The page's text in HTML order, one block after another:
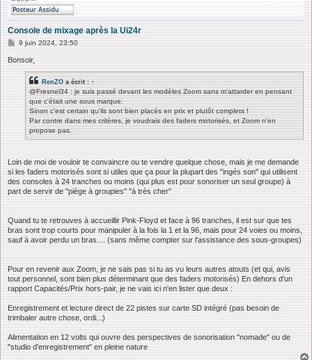
Console de mixage après la Ui24r
M
s
9 juin 2024, 23:50
Bonsoir,
RenZO a écrit : ↑
@Fresnel34 : je suis passé devant les modèles Zoom sans m'attarder en pensant
que c'était une sous marque.
Sinon c'est certain qu'ils sont bien placés en prix et plutôt complets !
Par contre dans mes critères, je voudrais des faders motorisés, et Zoom n'en
propose pas.
Loin de moi de vouloir te convaincre ou te vendre quelque chose, mais je me demande
si les faders motorisés sont si utiles que ça pour la plupart des "ingés son" qui utilisent
des consoles à 24 tranches ou moins (qui plus est pour sonoriser un seul groupe) à
part de servir de "piège à groupies" "à très cher"
Quand tu te retrouves à accueillir Pink-Floyd et face à 96 tranches, il est sur que tes
bras sont trop courts pour manipuler à la fois la 1 et la 96, mais pour 24 voies ou moins,
sauf à avoir perdu un bras.... (sans même compter sur l'assistance des sous-groupes)
Pour en revenir aux Zoom, je ne sais pas si tu as vu leurs autres atouts (et qui, avis
tout personnel, sont bien plus déterminant que des faders motorisés) En dehors d'un
rapport Capacités/Prix hors-pair, je ne vais ici n'en lister que deux :
Enregistrement et lecture direct de 22 pistes sur carte SD intégré (pas besoin de
trimbaler autre chose, ordi...)
Alimentation en 12 volts qui ouvre des perspectives de sonorisation "nomade" ou de
"studio d'enregistrement" en pleine nature